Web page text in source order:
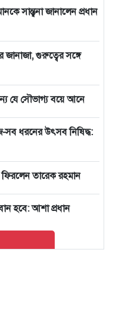
সান্ত্বনা জানালেন প্রধান
জানাজা, গুরুত্বের সঙ্গে
যে সৌভাগ্য বয়ে আনে
সব ধরনের উৎসব নিষিদ্ধ:
ফিরলেন তারেক রহমান
হবে: আশা প্রধান
২ ঘণ্টা পর রাস্তায়